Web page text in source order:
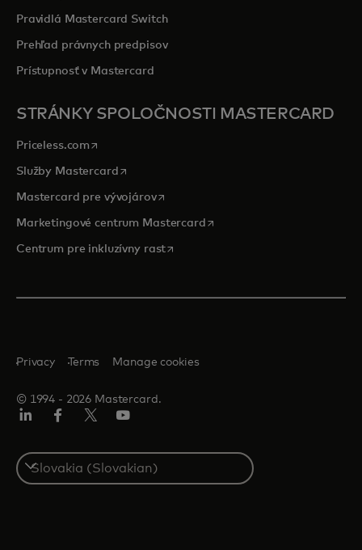
Pravidlá Mastercard Switch
Prehľad právnych predpisov
Prístupnosť v Mastercard
STRÁNKY SPOLOČNOSTI MASTERCARD
Priceless.com opens in a new tab
Služby Mastercardopens in a new tab
Mastercard pre vývojárovopens in a new tab
Marketingové centrum Mastercardopens in a new tab
Centrum pre inkluzívny rastopens in a new tab
© 1994 ‑ 2026 Mastercard.
Privacy Terms Manage cookies
Select
a
country